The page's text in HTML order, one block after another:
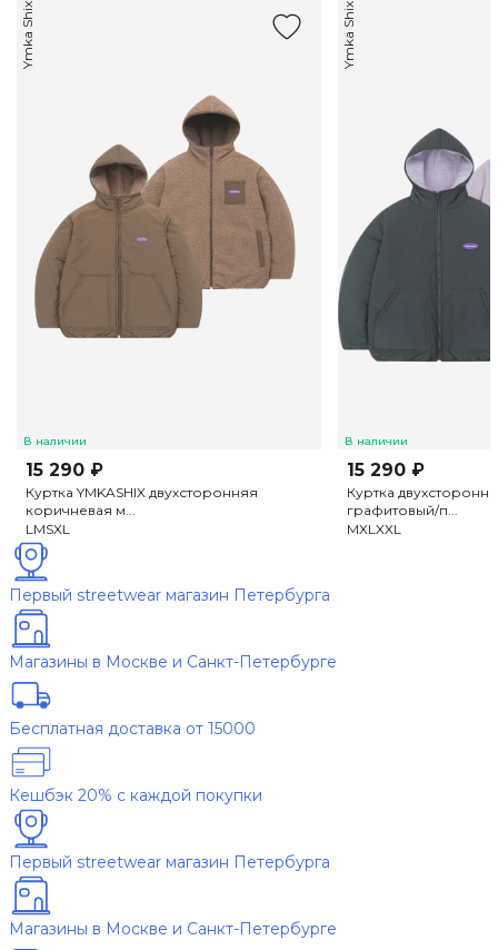
В наличии
Ymka Shix
15 290 ₽
Куртка YMKASHIX двухсторонняя
коричневая м...
L MSXL
В наличии
Ymka Shix
15 290 ₽
Куртка
графитовый/п...
MXL XXL
Первый streetwear магазин Петербурга
Магазины в Москве и Санкт-Петербурге
Бесплатная доставка от 15000
Кешбэк 20% с каждой покупки
Первый streetwear магазин Петербурга
Магазины в Москве и Санкт-Петербурге